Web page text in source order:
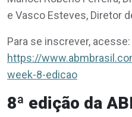
e Vasco Esteves, Diretor
Para se inscrever, acesse:
https://
week-8-edicao
8ª edição da